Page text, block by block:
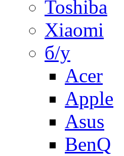
Toshiba
Xiaomi
б/у
Acer
Apple
Asus
BenQ